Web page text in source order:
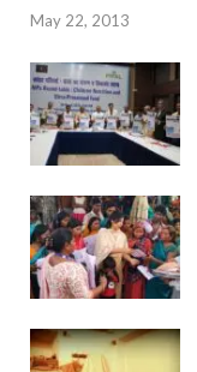
May 22, 2013